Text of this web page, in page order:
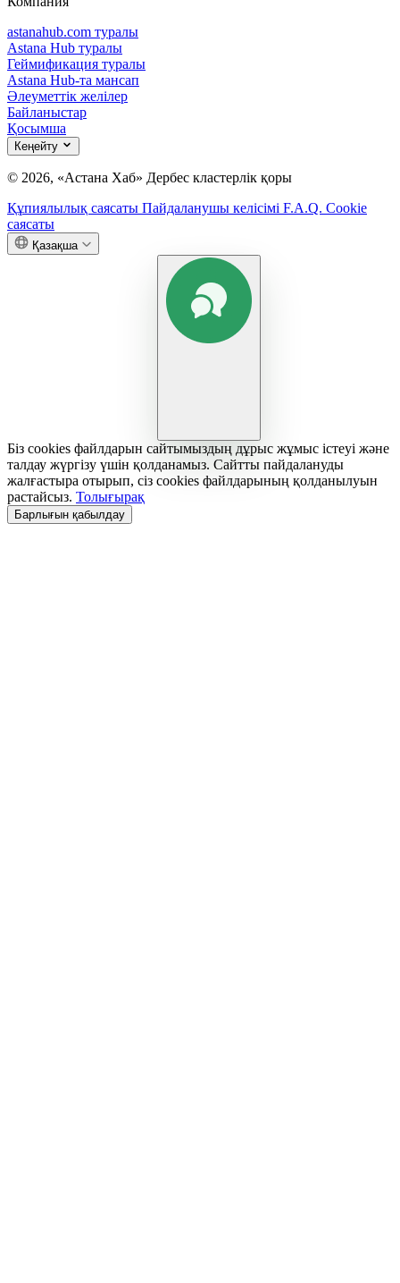
astanahub.com туралы
Astana Hub туралы
Геймификация туралы
Astana Hub-та мансап
Әлеуметтік желілер
Байланыстар
Қосымша
Кеңейту
© 2026, «Астана Хаб» Дербес кластерлік қоры
Құпиялылық саясаты Пайдаланушы келісімі F.A.Q. Cookie
саясаты
Қазақша
Біз cookies файлдарын сайтымыздың дұрыс жұмыс істеуі және
талдау жүргізу үшін қолданамыз. Сайтты пайдалануды
жалғастыра отырып, сіз cookies файлдарының қолданылуын
растайсыз. Толығырақ
Барлығын қабылдау